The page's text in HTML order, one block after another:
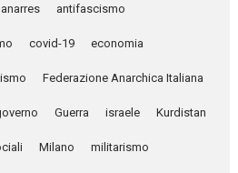
anarres antifascismo
covid-19 economia
Federazione Anarchica Italiana
Guerra israele Kurdistan
Milano militarismo